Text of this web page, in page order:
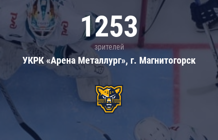
1253
зрителей
УКРК «Арена Металлург», г. Магнитогорск